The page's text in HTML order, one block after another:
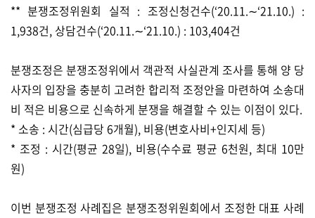
** 분쟁조정위원회 실적 : 조정신청건수(‘20.11.∼‘21.10.) :
1,938건, 상담건수(‘20.11.∼‘21.10.) : 103,404건
분쟁조정은 분쟁조정위에서 객관적 사실관계 조사를 통해 양 당
사자의 입장을 충분히 고려한 합리적 조정안을 마련하여 소송대
비 적은 비용으로 신속하게 분쟁을 해결할 수 있는 이점이 있다.
* 소송 : 시간(심급당 6개월), 비용(변호사비+인지세 등)
* 조정 : 시간(평균 28일), 비용(수수료 평균 6천원, 최대 10만
원)
이번 분쟁조정 사례집은 분쟁조정위원회에서 조정한 대표 사례